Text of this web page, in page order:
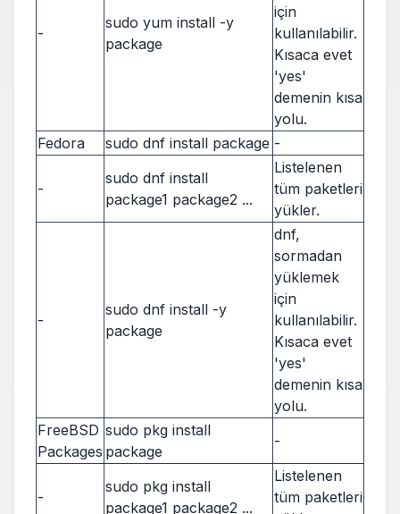
-
sudo yum install -y
package
için
kullanılabilir.
Kısaca evet
'yes'
demenin kısa
yolu.
Fedora
sudo dnf install package -
-
sudo dnf install
package1 package2 ...
Listelenen
tüm paketleri
yükler.
-
sudo dnf install -y
package
dnf,
sormadan
yüklemek
için
kullanılabilir.
Kısaca evet
'yes'
demenin kısa
yolu.
FreeBSD
Packages
sudo pkg install
package
-
-
sudo pkg install
package1 package2 ...
Listelenen
tüm paketleri